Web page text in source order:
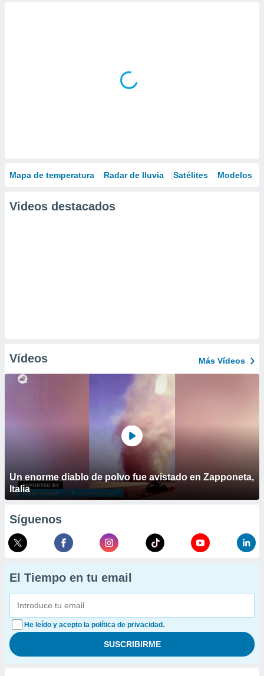
Mapa de temperatura Radar de lluvia Satélites Modelos
Videos destacados
Vídeos Más Vídeos
Un enorme diablo de polvo fue avistado en Zapponeta,
Italia
Síguenos
El Tiempo en tu email
He leído y acepto la política de privacidad.